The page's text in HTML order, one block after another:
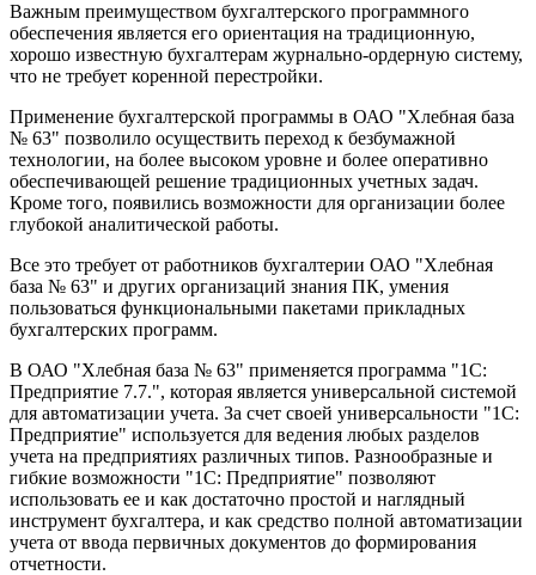
Важным преимуществом бухгалтерского программного
обеспечения является его ориентация на традиционную,
хорошо известную бухгалтерам журнально-ордерную систему,
что не требует коренной перестройки.
Применение бухгалтерской программы в ОАО "Хлебная база
№ 63" позволило осуществить переход к безбумажной
технологии, на более высоком уровне и более оперативно
обеспечивающей решение традиционных учетных задач.
Кроме того, появились возможности для организации более
глубокой аналитической работы.
Все это требует от работников бухгалтерии ОАО "Хлебная
база № 63" и других организаций знания ПК, умения
пользоваться функциональными пакетами прикладных
бухгалтерских программ.
В ОАО "Хлебная база № 63" применяется программа "1С:
Предприятие 7.7.", которая является универсальной системой
для автоматизации учета. За счет своей универсальности "1С:
Предприятие" используется для ведения любых разделов
учета на предприятиях различных типов. Разнообразные и
гибкие возможности "1С: Предприятие" позволяют
использовать ее и как достаточно простой и наглядный
инструмент бухгалтера, и как средство полной автоматизации
учета от ввода первичных документов до формирования
отчетности.